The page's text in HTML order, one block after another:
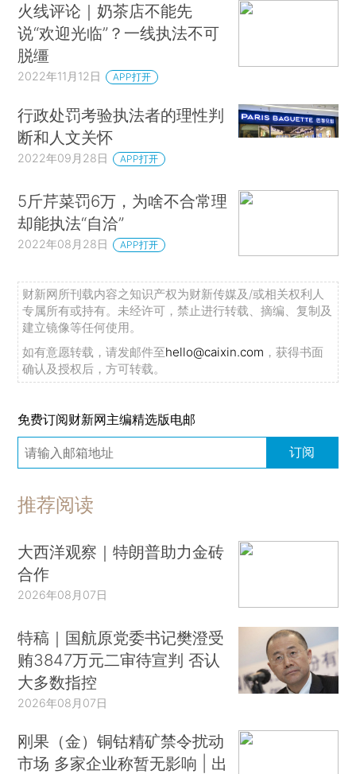
火线评论｜奶茶店不能先
说“欢迎光临”？一线执法不可
脱缰
2022年11月12日 APP打开
行政处罚考验执法者的理性判
断和人文关怀
2022年09月28日 APP打开
5斤芹菜罚6万，为啥不合常理
却能执法“自洽”
2022年08月28日 APP打开
财新网所刊载内容之知识产权为财新传媒及/或相关权利人
专属所有或持有。未经许可，禁止进行转载、摘编、复制及
建立镜像等任何使用。
如有意愿转载，请发邮件至hello@caixin.com ，获得书面
确认及授权后，方可转载。
免费订阅财新网主编精选版电邮
订阅
推荐阅读
大西洋观察｜特朗普助力金砖
合作
2026年08月07日
特稿｜国航原党委书记樊澄受
贿3847万元二审待宣判 否认
大多数指控
2026年08月07日
刚果（金）铜钴精矿禁令扰动
市场 多家企业称暂无影响 | 出